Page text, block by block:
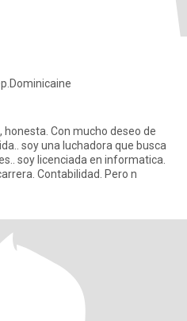
honesta. Con mucho deseo de
soy una luchadora que busca
soy licenciada en informatica.
Contabilidad. Pero n